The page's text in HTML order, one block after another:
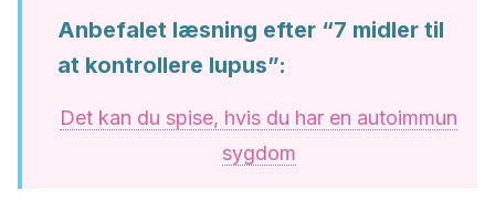
Anbefalet læsning efter “7 midler til
at kontrollere lupus”:
Det kan du spise, hvis du har en autoimmun
sygdom